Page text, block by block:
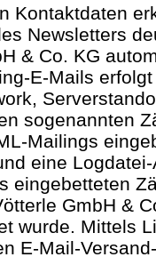
Kontaktdaten
Newsletters
& Co. KG
E-Mails
sogenannten
Mailings
eine
eingebetteten
GmbH &
wurde. Mittels
E-Mail-